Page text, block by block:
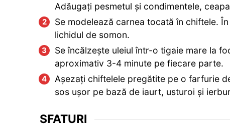
Adăugați pesmetul și condimentele,
Se modelează carnea tocată în chiftele.
lichidul de somon.
Se încălzește uleiul într-o tigaie mare la
aproximativ 3-4 minute pe fiecare parte.
Așezați chiftelele pregătite pe o farfurie
sos ușor pe bază de iaurt, usturoi și
SFATURI